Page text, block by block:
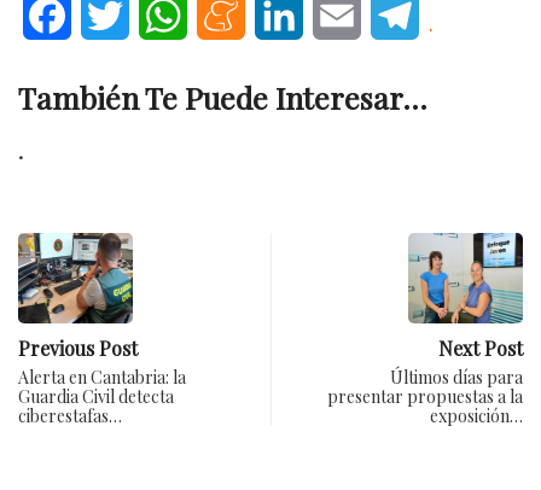
FacebookTwitter WhatsAppMeneameLinkedInEmail .
También Te Puede Interesar...
.
Previous Post
Alerta en Cantabria: la
Guardia Civil detecta
ciberestafas…
Next Post
Últimos días para
presentar propuestas a la
exposición…